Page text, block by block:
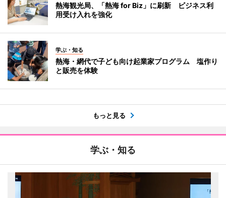
熱海観光局、「熱海 for Biz」に刷新 ビジネス利
用受け入れを強化
学ぶ・知る
熱海・網代で子ども向け起業家プログラム 塩作り
と販売を体験
もっと見る
学ぶ・知る